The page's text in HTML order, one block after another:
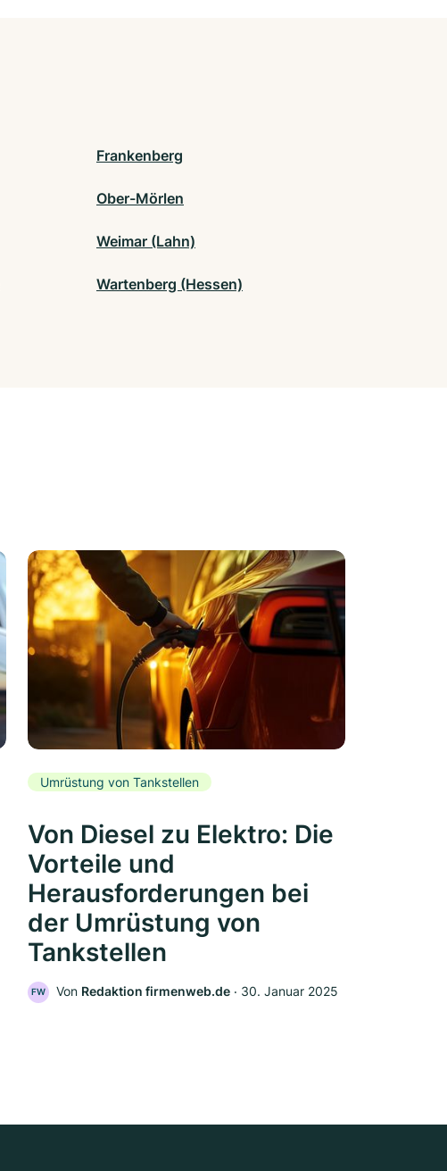
Frankenberg
Ober-Mörlen
Weimar (Lahn)
Wartenberg (Hessen)
Umrüstung von Tankstellen
Von Diesel zu Elektro: Die
Vorteile und
Herausforderungen bei
der Umrüstung von
Tankstellen
FW Von Redaktion firmenweb.de ‧ 30. Januar 2025